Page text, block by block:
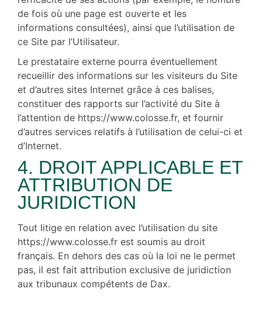
de fois où une page est ouverte et les
informations consultées), ainsi que l’utilisation de
ce Site par l’Utilisateur.
Le prestataire externe pourra éventuellement
recueillir des informations sur les visiteurs du Site
et d’autres sites Internet grâce à ces balises,
constituer des rapports sur l’activité du Site à
l’attention de https://www.colosse.fr, et fournir
d’autres services relatifs à l’utilisation de celui-ci et
d’Internet.
4. DROIT APPLICABLE ET
ATTRIBUTION DE
JURIDICTION
Tout litige en relation avec l’utilisation du site
https://www.colosse.fr est soumis au droit
français. En dehors des cas où la loi ne le permet
pas, il est fait attribution exclusive de juridiction
aux tribunaux compétents de Dax.